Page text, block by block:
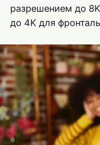
разрешением до
до 4K для